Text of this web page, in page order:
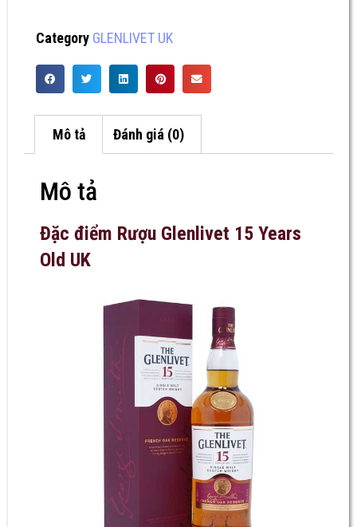
Category GLENLIVET UK
Mô tả Đánh giá (0)
Mô tả
Đặc điểm Rượu Glenlivet 15 Years
Old UK